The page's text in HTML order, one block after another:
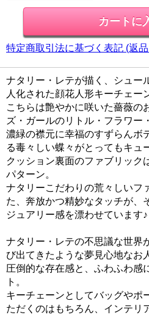
特定商取引法に基づく表記 (返
ナタリー・レテが描く、シュー
人化された顔花人形キーチェー
こちらは艶やかに咲いた薔薇の
ズ・ガールのリトル・フラワー
濃緑の襟元に幸福のすずらんボ
る毒々しい蝶々がとってもキュ
クッション裏面のファブリック
パターン。
ナタリーこだわりの荒々しいフ
た、奔放かつ精妙なタッチが、
ジュアリー感を漂わせています♪
ナタリー・レテの不思議な世界
び出てきたような夢見心地なお
圧倒的な存在感と、ふわふわ感
ト。
キーチェーンとしてバッグやポ
ただくのはもちろん、インテリ